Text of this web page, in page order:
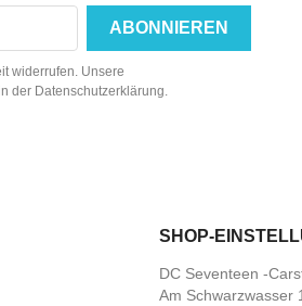
widerrufen. Unsere
der Datenschutzerklärung.
SHOP-
DC Seventeen -
Am Schwarzwasser